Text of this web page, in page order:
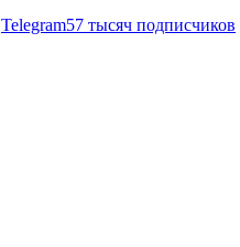
Telegram57 тысяч подписчиков